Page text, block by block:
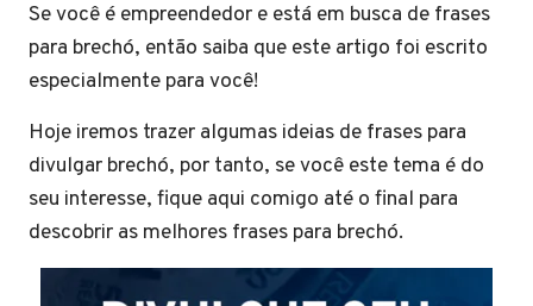
Se você é empreendedor e está em busca de frases
para brechó, então saiba que este artigo foi escrito
especialmente para você!
Hoje iremos trazer algumas ideias de frases para
divulgar brechó, por tanto, se você este tema é do
seu interesse, fique aqui comigo até o final para
descobrir as melhores frases para brechó.